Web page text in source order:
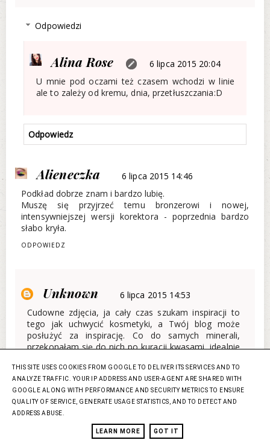
Odpowiedzi
Alina Rose
6 lipca 2015 20:04
U mnie pod oczami też czasem wchodzi w linie
ale to zależy od kremu, dnia, przetłuszczania:D
Odpowiedz
Alieneczka
6 lipca 2015 14:46
Podkład dobrze znam i bardzo lubię.
Muszę się przyjrzeć temu bronzerowi i nowej,
intensywniejszej wersji korektora - poprzednia bardzo
słabo kryła.
ODPOWIEDZ
Unknown
6 lipca 2015 14:53
Cudowne zdjęcia, ja cały czas szukam inspiracji to
tego jak uchwycić kosmetyki, a Twój blog może
posłużyć za inspirację. Co do samych minerali,
przekonałam się do nich po kuracji kwasami, idealnie
ODPOWIEDZ
Anonimowy
6 lipca 2015 14:57
THIS SITE USES COOKIES FROM GOOGLE TO DELIVER ITS SERVICES AND TO
ANALYZE TRAFFIC. YOUR IP ADDRESS AND USER-AGENT ARE SHARED WITH
GOOGLE ALONG WITH PERFORMANCE AND SECURITY METRICS TO ENSURE
QUALITY OF SERVICE, GENERATE USAGE STATISTICS, AND TO DETECT AND
ADDRESS ABUSE.
LEARN MORE GOT IT